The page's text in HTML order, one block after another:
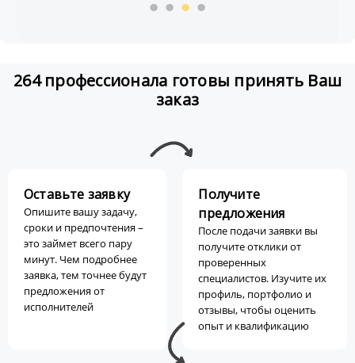
264 профессионала готовы принять Ваш
заказ
Оставьте заявку
Опишите вашу задачу,
сроки и предпочтения –
это займет всего пару
минут. Чем подробнее
заявка, тем точнее будут
предложения от
исполнителей
Получите
предложения
После подачи заявки вы
получите отклики от
проверенных
специалистов. Изучите их
профиль, портфолио и
отзывы, чтобы оценить
опыт и квалификацию